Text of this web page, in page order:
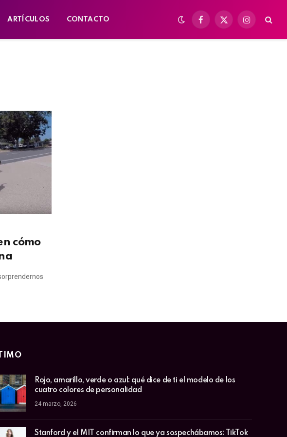
ARTÍCULOS CONTACTO
Facebook
X
Instagram
cómo
Rojo, amarillo, verde o azul: qué dice de ti el modelo de los
cuatro colores de personalidad
24 marzo, 2026
Stanford y el MIT confirman lo que ya sospechábamos: TikTok